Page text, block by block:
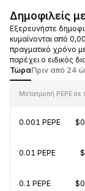
Δημοφιλείς
Εξερευνήστε
κυμαίνονται από
πραγματικό χρόνο
παρέχει ο ειδικός
ΤώραΠριν από 24
Μετατροπή PEPE σε
0.001 PEPE
0.01 PEPE
0.1 PEPE